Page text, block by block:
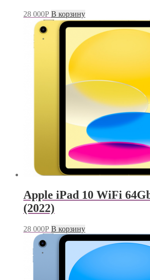
28 000Р В корзину
Apple iPad 10 WiFi
(2022)
28 000Р В корзину